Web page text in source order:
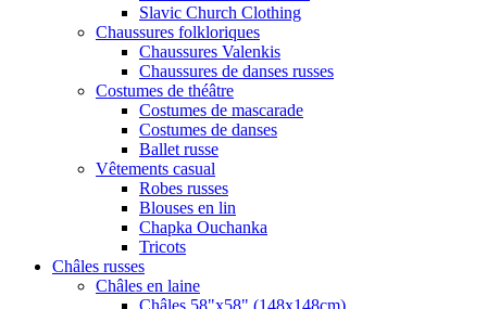
Slavic Church Clothing
Chaussures folkloriques
Chaussures Valenkis
Chaussures de danses russes
Costumes de théâtre
Costumes de mascarade
Costumes de danses
Ballet russe
Vêtements casual
Robes russes
Blouses en lin
Chapka Ouchanka
Tricots
Châles russes
Châles en laine
Châles 58"x58" (148x148cm)